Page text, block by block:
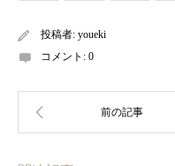
投稿者: youeki
コメント: 0